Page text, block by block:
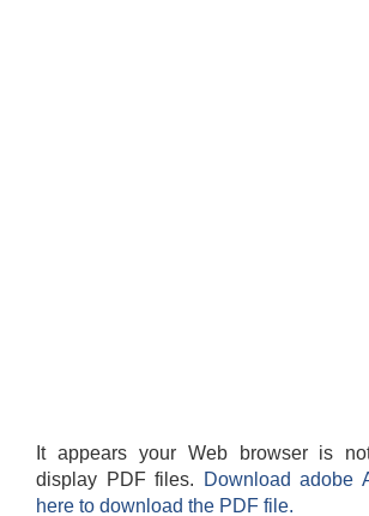
It appears your Web browser is
display PDF files.
Download adobe
here to download the PDF file.